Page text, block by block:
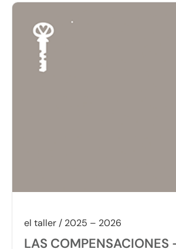
el taller / 2025 – 2026
LAS COMPENSACIONES